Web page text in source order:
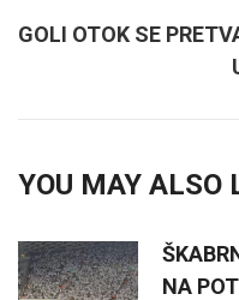
GOLI OTOK SE
YOU MAY ALSO
NA